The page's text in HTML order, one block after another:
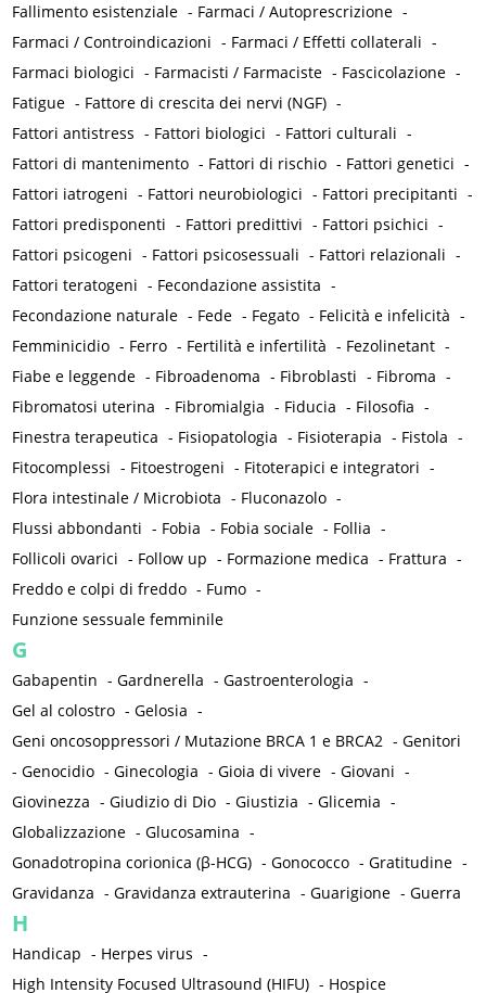
Fallimento esistenziale - Farmaci / Autoprescrizione -
Farmaci / Controindicazioni - Farmaci / Effetti collaterali -
Farmaci biologici - Farmacisti / Farmaciste - Fascicolazione -
Fatigue - Fattore di crescita dei nervi (NGF) -
Fattori antistress - Fattori biologici - Fattori culturali -
Fattori di mantenimento - Fattori di rischio - Fattori genetici -
Fattori iatrogeni - Fattori neurobiologici - Fattori precipitanti -
Fattori predisponenti - Fattori predittivi - Fattori psichici -
Fattori psicogeni - Fattori psicosessuali - Fattori relazionali -
Fattori teratogeni - Fecondazione assistita -
Fecondazione naturale - Fede - Fegato - Felicità e infelicità -
Femminicidio - Ferro - Fertilità e infertilità - Fezolinetant -
Fiabe e leggende - Fibroadenoma - Fibroblasti - Fibroma -
Fibromatosi uterina - Fibromialgia - Fiducia - Filosofia -
Finestra terapeutica - Fisiopatologia - Fisioterapia - Fistola -
Fitocomplessi - Fitoestrogeni - Fitoterapici e integratori -
Flora intestinale / Microbiota - Fluconazolo -
Flussi abbondanti - Fobia - Fobia sociale - Follia -
Follicoli ovarici - Follow up - Formazione medica - Frattura -
Freddo e colpi di freddo - Fumo -
Funzione sessuale femminile
G
Gabapentin -Gardnerella -Gastroenterologia -
Gel al colostro -Gelosia -
Geni oncosoppressori / Mutazione BRCA 1 e BRCA2 -Genitori
-Genocidio -Ginecologia -Gioia di vivere -Giovani -
Giovinezza -Giudizio di Dio -Giustizia -Glicemia -
Globalizzazione -Glucosamina -
Gonadotropina corionica (β-HCG) -Gonococco -Gratitudine -
Gravidanza -Gravidanza extrauterina -Guarigione -Guerra
H
Handicap - Herpes virus -
High Intensity Focused Ultrasound (HIFU) - Hospice